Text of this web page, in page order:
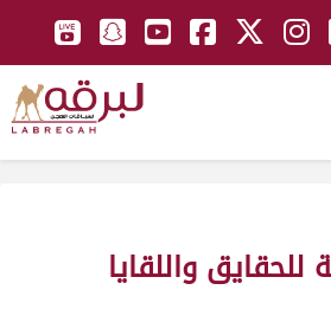
للحقايق واللقايا